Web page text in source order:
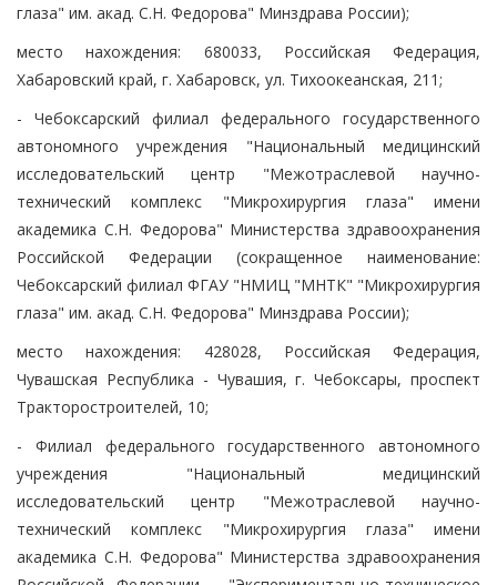
глаза" им. акад. С.Н. Федорова" Минздрава России);
место нахождения: 680033, Российская Федерация,
Хабаровский край, г. Хабаровск, ул. Тихоокеанская, 211;
- Чебоксарский филиал федерального государственного
автономного учреждения "Национальный медицинский
исследовательский центр "Межотраслевой научно-
технический комплекс "Микрохирургия глаза" имени
академика С.Н. Федорова" Министерства здравоохранения
Российской Федерации (сокращенное наименование:
Чебоксарский филиал ФГАУ "НМИЦ "МНТК" "Микрохирургия
глаза" им. акад. С.Н. Федорова" Минздрава России);
место нахождения: 428028, Российская Федерация,
Чувашская Республика - Чувашия, г. Чебоксары, проспект
Тракторостроителей, 10;
- Филиал федерального государственного автономного
учреждения "Национальный медицинский
исследовательский центр "Межотраслевой научно-
технический комплекс "Микрохирургия глаза" имени
академика С.Н. Федорова" Министерства здравоохранения